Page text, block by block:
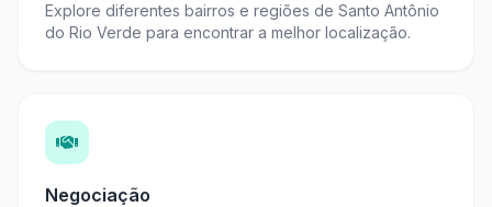
Explore diferentes bairros e regiões de Santo Antônio
do Rio Verde para encontrar a melhor localização.
Negociação